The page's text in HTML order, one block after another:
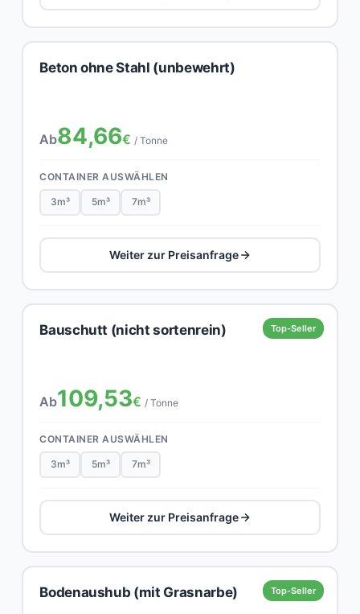
Beton ohne Stahl (unbewehrt)
Ab84,66€ / Tonne
CONTAINER AUSWÄHLEN
3m³ 5m³ 7m³
Weiter zur Preisanfrage
Top-Seller
Bauschutt (nicht sortenrein)
Ab109,53€ / Tonne
CONTAINER AUSWÄHLEN
3m³ 5m³ 7m³
Weiter zur Preisanfrage
Top-Seller
Bodenaushub (mit Grasnarbe)